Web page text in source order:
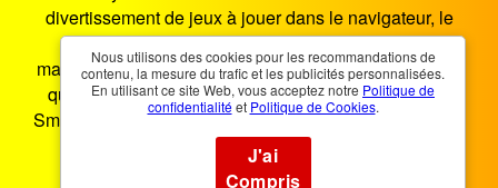
divertissement de jeux à jouer dans le navigateur, le
plus distribué depuis les années 2000 jusqu'à
maintenant. Mission Ambulance 3D est un jeu HTML5
qui fonctionne sur les smartphones, tablettes, PC et
Smart TV. Vous pouvez jouer à Mission Ambulance 3D
n'importe où, n'importe quand.
Nous utilisons des cookies pour les recommandations de
contenu, la mesure du trafic et les publicités personnalisées.
En utilisant ce site Web, vous acceptez notre Politique de
confidentialitéet Politique de Cookies.
J'ai
Compris